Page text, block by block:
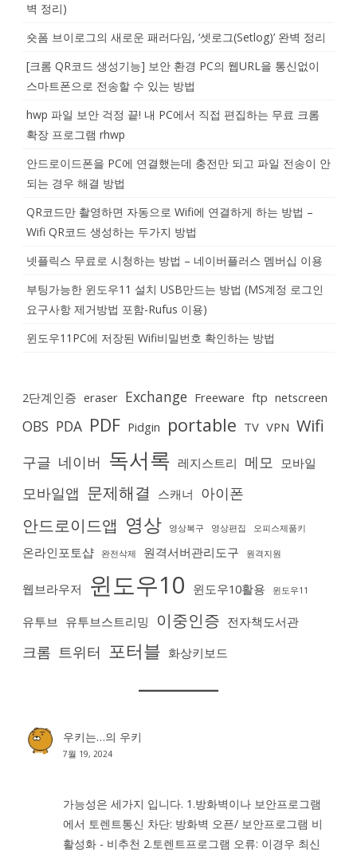
벽 정리)
숏폼 브이로그의 새로운 패러다임, ‘셋로그(Setlog)’ 완벽 정리
[크롬 QR코드 생성기능] 보안 환경 PC의 웹URL을 통신없이
스마트폰으로 전송할 수 있는 방법
hwp 파일 보안 걱정 끝! 내 PC에서 직접 편집하는 무료 크롬
확장 프로그램 rhwp
안드로이드폰을 PC에 연결했는데 충전만 되고 파일 전송이 안
되는 경우 해결 방법
QR코드만 촬영하면 자동으로 Wifi에 연결하게 하는 방법 –
Wifi QR코드 생성하는 두가지 방법
넷플릭스 무료로 시청하는 방법 – 네이버플러스 멤버십 이용
부팅가능한 윈도우11 설치 USB만드는 방법 (MS계정 로그인
요구사항 제거방법 포함-Rufus 이용)
윈도우11PC에 저장된 Wifi비밀번호 확인하는 방법
2단계인증 eraser Exchange Freeware ftp netscreen
OBS PDA PDF Pidgin portable TV VPN Wifi
구글 네이버 독서록 레지스트리 메모 모바일
모바일앱 문제해결 스캐너 아이폰
안드로이드앱 영상 영상복구 영상편집 오피스제품키
온라인포토샵 완전삭제 원격서버관리도구 원격지원
웹브라우저 윈도우10 윈도우10활용 윈도우11
유투브 유투브스트리밍 이중인증 전자책도서관
크롬 트위터 포터블 화상키보드
우키는…의 우키
7월 19, 2024
가능성은 세가지 입니다. 1.방화벽이나 보안프로그램
에서 토렌트통신 차단: 방화벽 오픈/ 보안프로그램 비
활성화 - 비추천 2.토렌트프로그램 오류: 이경우 최신